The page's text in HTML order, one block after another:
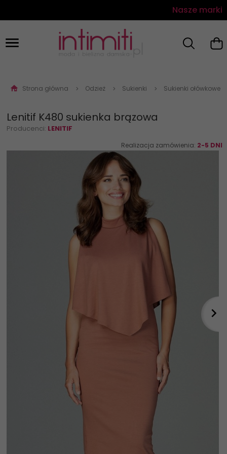
Nasze marki
Strona główna Odzież Sukienki Sukienki ołówkowe
Lenitif K480 sukienka brązowa
Producenci: LENITIF
Realizacja zamówienia: 2-5 DNI